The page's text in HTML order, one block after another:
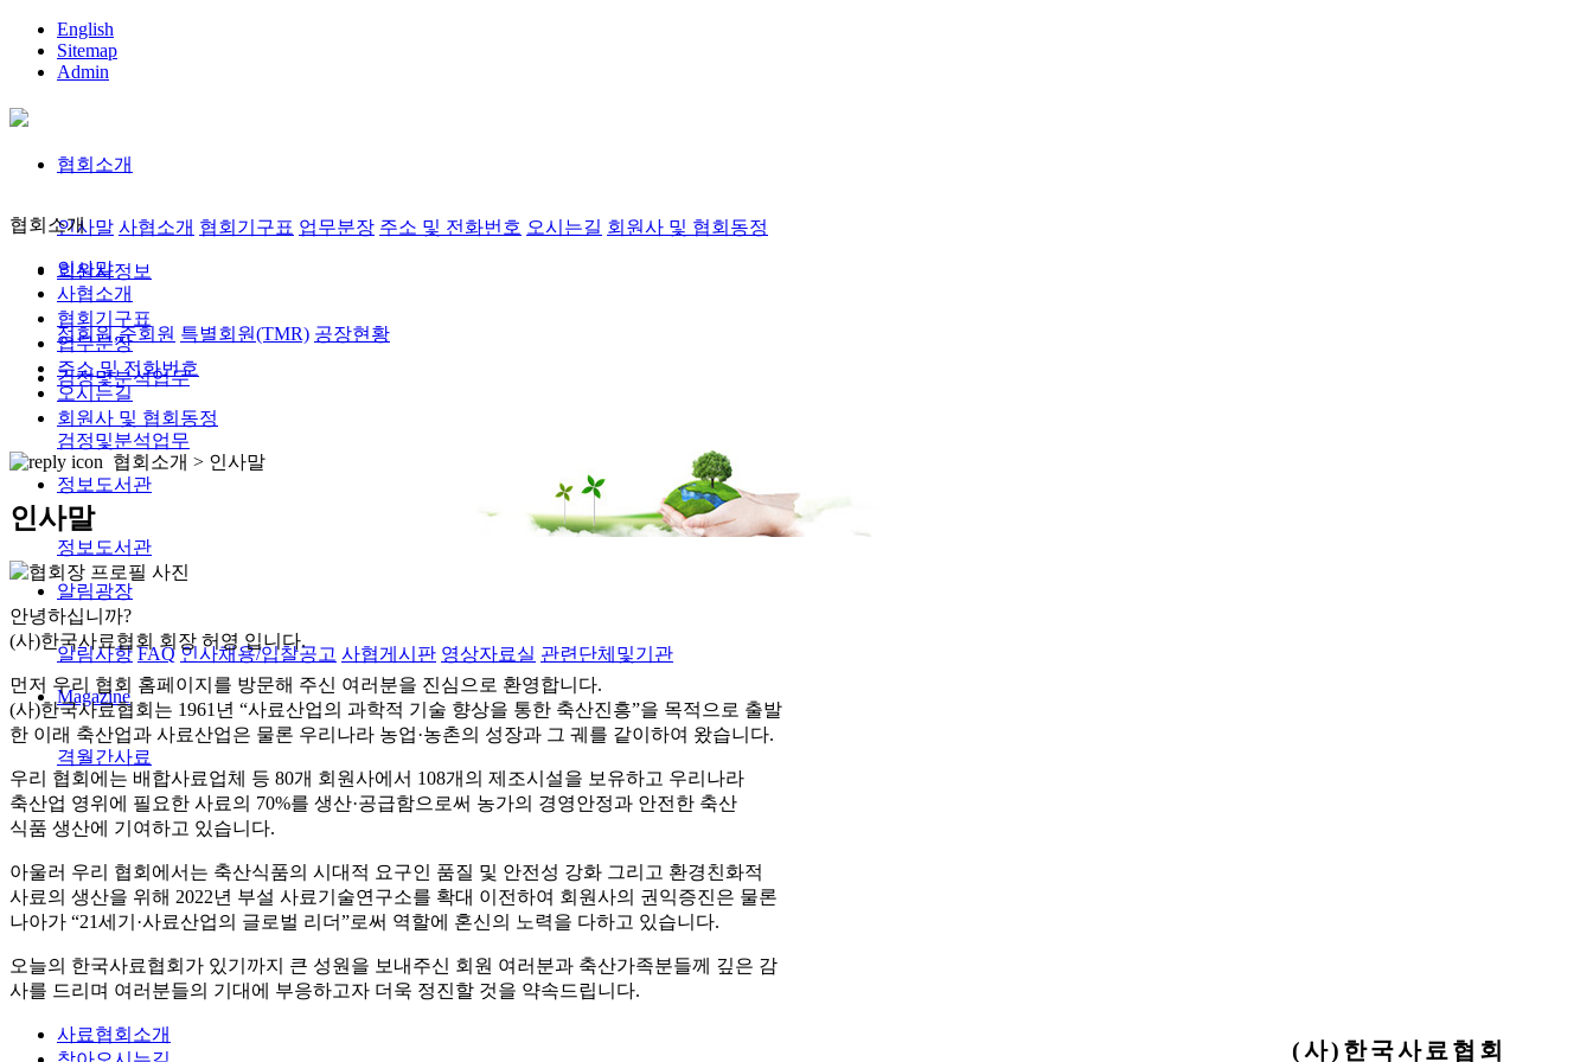
English
Sitemap
Admin
협회소개
인사말 사협소개 협회기구표 업무분장 주소 및 전화번호 오시는길 회원사 및 협회동정
회원사정보
정회원,준회원 특별회원(TMR) 공장현황
검정및분석업무
검정및분석업무
정보도서관
정보도서관
알림광장
알림사항 FAQ 인사채용/입찰공고 사협게시판 영상자료실 관련단체및기관
Magazine
격월간사료
협회소개
인사말
사협소개
협회기구표
업무분장
주소 및 전화번호
오시는길
회원사 및 협회동정
협회소개 > 인사말
인사말
안녕하십니까?
(사)한국사료협회 회장 허영 입니다.
먼저 우리 협회 홈페이지를 방문해 주신 여러분을 진심으로 환영합니다.
(사)한국사료협회는 1961년 “사료산업의 과학적 기술 향상을 통한 축산진흥”을 목적으로 출발
한 이래 축산업과 사료산업은 물론 우리나라 농업·농촌의 성장과 그 궤를 같이하여 왔습니다.
우리 협회에는 배합사료업체 등 80개 회원사에서 108개의 제조시설을 보유하고 우리나라
축산업 영위에 필요한 사료의 70%를 생산·공급함으로써 농가의 경영안정과 안전한 축산
식품 생산에 기여하고 있습니다.
아울러 우리 협회에서는 축산식품의 시대적 요구인 품질 및 안전성 강화 그리고 환경친화적
사료의 생산을 위해 2022년 부설 사료기술연구소를 확대 이전하여 회원사의 권익증진은 물론
나아가 “21세기·사료산업의 글로벌 리더”로써 역할에 혼신의 노력을 다하고 있습니다.
오늘의 한국사료협회가 있기까지 큰 성원을 보내주신 회원 여러분과 축산가족분들께 깊은 감
사를 드리며 여러분들의 기대에 부응하고자 더욱 정진할 것을 약속드립니다.
(사)한국사료협회
사료협회소개